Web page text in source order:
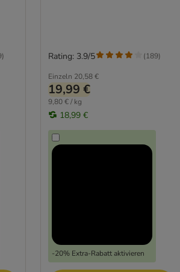
)
Einzeln 20,58 €
19,99 €
9,80 € / kg
18,99 €
-20% Extra-Rabatt aktivieren
Rating: 3.9/5 (189)